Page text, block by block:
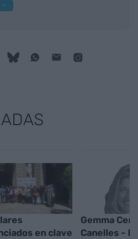
en clave
Gemma
Canelles - El